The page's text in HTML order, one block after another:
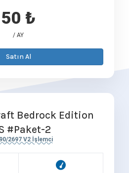
50 ₺
/ AY
Satın Al
Bedrock Edition
#Paket-2
2697 V2 İşlemci